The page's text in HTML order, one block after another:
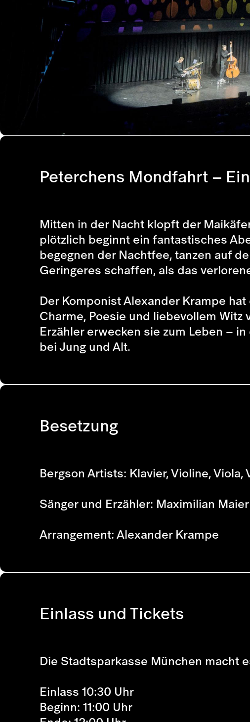
Peterchens Mondfahrt –
Mitten in der Nacht klopft der
plötzlich beginnt ein fantastisches
begegnen der Nachtfee, tanzen auf
Geringeres schaffen, als das
Der Komponist Alexander Krampe
Charme, Poesie und liebevollem
Erzähler erwecken sie zum Leben –
bei Jung und Alt.
Besetzung
Bergson Artists: Klavier, Violine, Viola,
Sänger und Erzähler: Maximilian Maier
Arrangement: Alexander Krampe
Einlass und Tickets
Die Stadtsparkasse München macht
Einlass 10:30 Uhr
Beginn: 11:00 Uhr